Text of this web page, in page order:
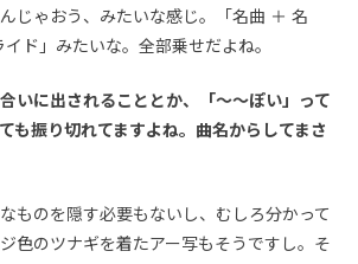
じゃおう、みたいな感じ。「名曲 ＋ 名
ド」みたいな。全部乗せだよね。
いに出されることとか、「〜〜ぽい」って
も振り切れてますよね。曲名からしてまさ
なものを隠す必要もないし、むしろ分かって
色のツナギを着たアー写もそうですし。そ